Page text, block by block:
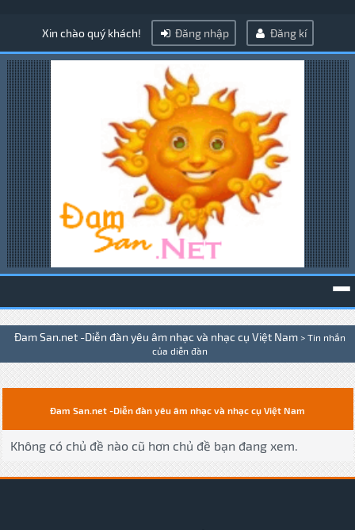
Xin chào quý khách! Đăng nhập Đăng kí
Đam San.net -Diễn đàn yêu âm nhạc và nhạc cụ Việt Nam > Tin nhắn
của diễn đàn
Đam San.net -Diễn đàn yêu âm nhạc và nhạc cụ Việt Nam
Không có chủ đề nào cũ hơn chủ đề bạn đang xem.